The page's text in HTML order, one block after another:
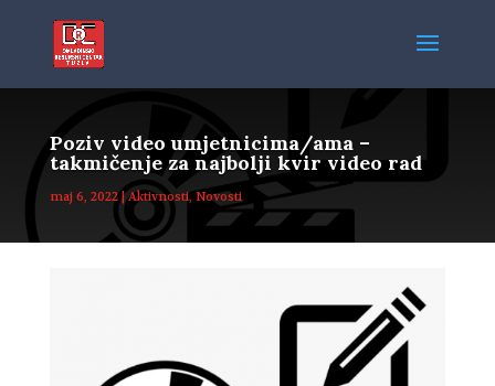
Poziv video umjetnicima/ama –
takmičenje za najbolji kvir video rad
maj 6, 2022|Aktivnosti, Novosti